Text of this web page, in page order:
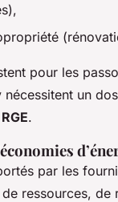
pour les
nécessitent un
.
par les
ressources, de